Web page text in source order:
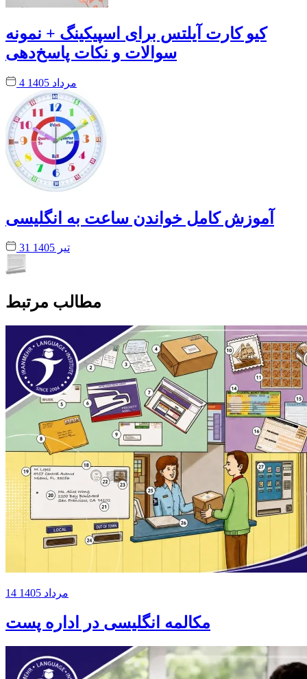
کیو کارت آیلتس برای اسپیکینگ + نمونه
سوالات و نکات پاسخ‌دهی
4 مرداد 1405
آموزش کامل خواندن ساعت به انگلیسی
31 تیر 1405
مطالب مرتبط
14 مرداد 1405
مکالمه انگلیسی در اداره پست